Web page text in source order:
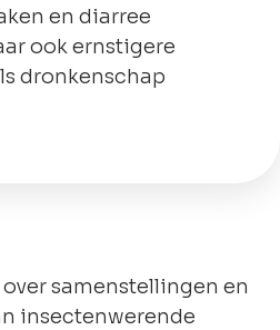
en diarree
ook ernstigere
dronkenschap
samenstellingen en
insectenwerende